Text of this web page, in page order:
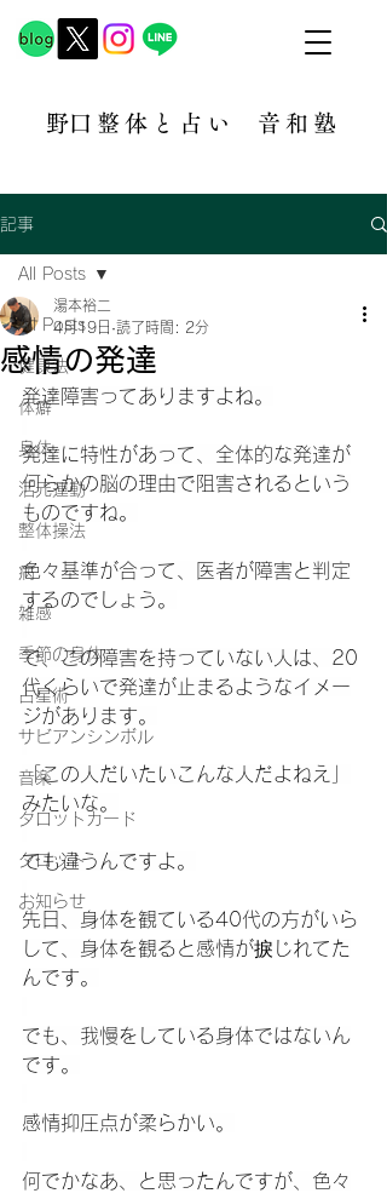
​野口整体と占い 音和塾​
記事
All Posts
健康法
体癖
身体
活元運動
整体操法
病
雑感
季節の身体
占星術
サビアンシンボル
音楽
タロットカード
タロット
お知らせ
All Posts
感情の発達
湯本裕二
4月19日 読了時間: 2分
発達障害ってありますよね。
発達に特性があって、全体的な発達が
何らかの脳の理由で阻害されるという
ものですね。
色々基準が合って、医者が障害と判定
するのでしょう。
で、この障害を持っていない人は、20
代くらいで発達が止まるようなイメー
ジがあります。
「この人だいたいこんな人だよねえ」
みたいな。
でも違うんですよ。
先日、身体を観ている40代の方がいら
して、身体を観ると感情が捩じれてた
んです。
でも、我慢をしている身体ではないん
です。
感情抑圧点が柔らかい。
何でかなあ、と思ったんですが、色々